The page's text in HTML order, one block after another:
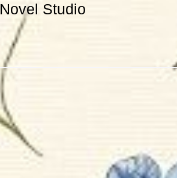
Novel Studio